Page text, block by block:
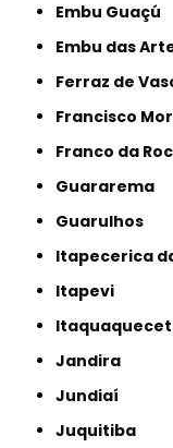
Embu Guaçú
Embu das
Ferraz de
Francisco
Franco da
Guararema
Guarulhos
Itapecerica
Itapevi
Jandira
Jundiaí
Juquitiba